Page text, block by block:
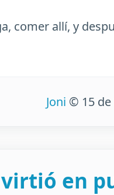
comer allí, y
Joni © 15 de
en